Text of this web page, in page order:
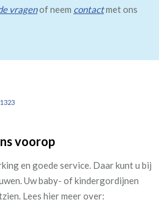
vragenof neem contactmet ons
voorop
en goede service. Daar kunt u bij
Uw baby- of kindergordijnen
Lees hier meer over: